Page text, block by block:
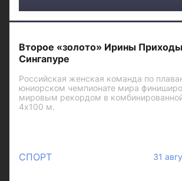
Второе «золото» Ирины
Сингапуре
Российская женская команда по
юниорском чемпионате мира
мировым рекордом в
4х100 м.
СПОРТ 31